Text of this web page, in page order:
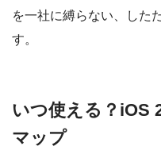
を一社に縛らない、した
す。
いつ使える？iOS
マップ